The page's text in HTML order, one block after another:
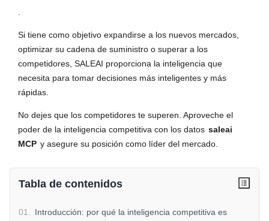
.
Si tiene como objetivo expandirse a los nuevos mercados,
optimizar su cadena de suministro o superar a los
competidores, SALEAI proporciona la inteligencia que
necesita para tomar decisiones más inteligentes y más
rápidas.
No dejes que los competidores te superen. Aproveche el
poder de la inteligencia competitiva con los datos saleai
MCP y asegure su posición como líder del mercado.
Tabla de contenidos
01
Introducción: por qué la inteligencia competitiva es